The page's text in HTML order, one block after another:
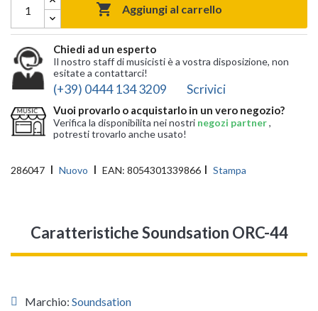
 Aggiungi al carrello
Chiedi ad un esperto
Il nostro staff di musicisti è a vostra disposizione, non
esitate a contattarci!
(+39) 0444 134 3209 Scrivici
Vuoi provarlo o acquistarlo in un vero negozio?
Verifica la disponibilita nei nostri negozi partner,
potresti trovarlo anche usato!
286047 Nuovo EAN: 8054301339866 Stampa
Caratteristiche Soundsation ORC-44
Marchio: Soundsation